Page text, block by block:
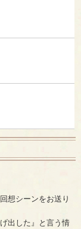
想シーンをお送り
出した』と言う情